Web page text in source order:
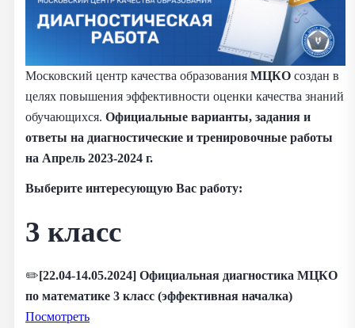
Московский центр качества образования МЦКО создан в
целях повышения эффективности оценки качества знаний
обучающихся. Официальные варианты, задания и
ответы на диагностические и тренировочные работы
на Апрель 2023-2024 г.
Выберите интересующую Вас работу:
3 класс
✏️[22.04-14.05.2024] Официальная диагностика МЦКО
по математике 3 класс (эффективная началка)
Посмотреть